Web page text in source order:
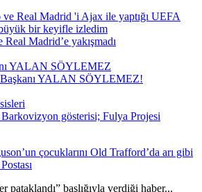
Madrid’e yakışmadı
YALAN SÖYLEMEZ!
gösterisi; Fulya Projesi
çocuklarını Old Trafford’da arı gibi
başlığıyla verdiği haber...